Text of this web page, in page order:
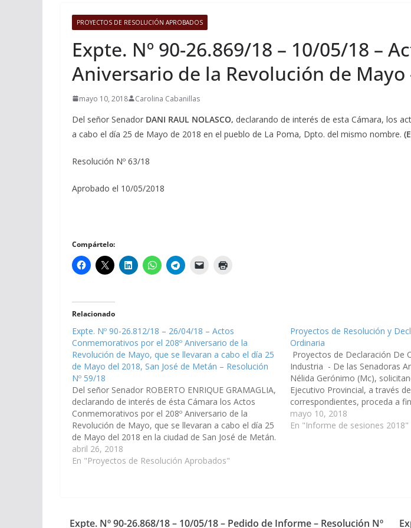
PROYECTOS DE RESOLUCIÓN APROBADOS
Expte. Nº 90-26.869/18 – 10/05/18 –
Aniversario de la Revolución de Mayo
mayo 10, 2018 Carolina Cabanillas
Del señor Senador DANI RAUL NOLASCO, declarando de interés de esta Cámara, los
a cabo el día 25 de Mayo de 2018 en el pueblo de La Poma, Dpto. del mismo nombre.
Resolución Nº 63/18
Aprobado el 10/05/2018
Compártelo:
Relacionado
Expte. Nº 90-26.812/18 – 26/04/18 – Actos
Conmemorativos por el 208º Aniversario de la
Revolución de Mayo, que se llevaran a cabo el día 25
de Mayo del 2018, San José de Metán – Resolución
Nº 59/18
Del señor Senador ROBERTO ENRIQUE GRAMAGLIA,
declarando de interés de ésta Cámara los Actos
Conmemorativos por el 208º Aniversario de la
Revolución de Mayo, que se llevaran a cabo el día 25
de Mayo del 2018 en la ciudad de San José de Metán.
(Expte. Nº 90-26.812/18, A la Comisión de…
abril 26, 2018
En "Proyectos de Resolución Aprobados"
Proyectos de Resolución y
Ordinaria
Proyectos de Declaración De
Industria - De las Senadoras
Nélida Gerónimo (Mc),
Ejecutivo Provincial, a través
correspondientes, proceda a
construcción del Salón de Usos
Escuela N° 4.752 que…
mayo 10, 2018
En "Informe de sesiones 2018"
Expte. Nº 90-26.868/18 – 10/05/18 – Pedido de Informe – Resolución Nº